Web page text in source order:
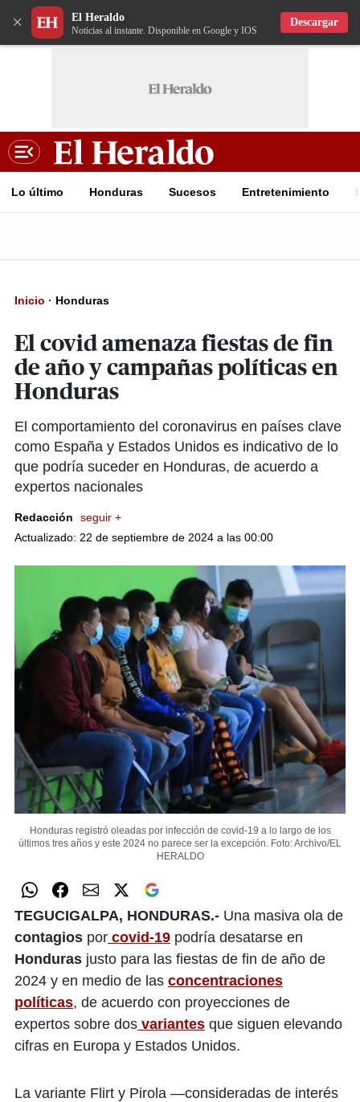
× El Heraldo
Noticias al instante. Disponible en Google y IOS
Descargar
Lo último Honduras Sucesos Entretenimiento
Inicio · Honduras
El covid amenaza fiestas de fin
de año y campañas políticas en
Honduras
El comportamiento del coronavirus en países clave
como España y Estados Unidos es indicativo de lo
que podría suceder en Honduras, de acuerdo a
expertos nacionales
Redacción
seguir +
Actualizado: 22 de septiembre de 2024 a las 00:00
Honduras registró oleadas por infección de covid-19 a lo largo de los
últimos tres años y este 2024 no parece ser la excepción. Foto: Archivo/EL
HERALDO
TEGUCIGALPA, HONDURAS.- Una masiva ola de
contagios por covid-19 podría desatarse en
Honduras justo para las fiestas de fin de año de
2024 y en medio de las concentraciones
políticas, de acuerdo con proyecciones de
expertos sobre dos variantes que siguen elevando
cifras en Europa y Estados Unidos.
La variante Flirt y Pirola —consideradas de interés